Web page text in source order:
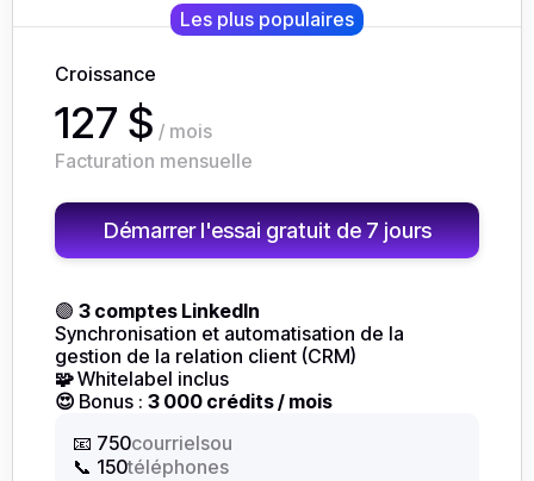
Les plus populaires
Croissance
127 $ / mois
Facturation mensuelle
Démarrer l'essai gratuit de 7 jours
🟣 3 comptes LinkedIn
Synchronisation et automatisation de la
gestion de la relation client (CRM)
🧩Whitelabel inclus
😍 Bonus : 3 000 crédits / mois
📧 750courrielsou
📞 150téléphones